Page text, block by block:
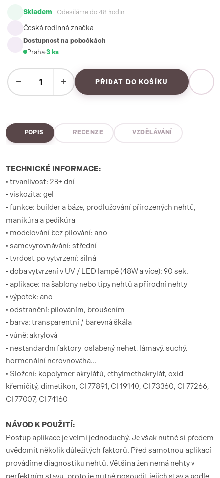
Skladem · Odesíláme do 48 hodin
Česká rodinná značka
Dostupnost na pobočkách
Praha·3 ks
− + PŘIDAT DO KOŠÍKU
POPIS RECENZE VZDĚLÁVÁNÍ
TECHNICKÉ INFORMACE:
• trvanlivost: 28+ dní
• viskozita: gel
• funkce: builder a báze, prodlužování přirozených nehtů,
manikúra a pedikúra
• modelování bez pilování: ano
• samovyrovnávání: střední
• tvrdost po vytvrzení: silná
• doba vytvrzení v UV / LED lampě (48W a více): 90 sek.
• aplikace: na šablony nebo tipy nehtů a přírodní nehty
• výpotek: ano
• odstranění: pilováním, broušením
• barva: transparentní / barevná škála
• vůně: akrylová
• nestandardní faktory: oslabený nehet, lámavý, suchý,
hormonální nerovnováha...
• Složení: kopolymer akrylátů, ethylmethakrylát, oxid
křemičitý, dimetikon, CI 77891, CI 19140, CI 73360, CI 77266,
CI 77007, CI 74160
NÁVOD K POUŽITÍ:
Postup aplikace je velmi jednoduchý. Je však nutné si předem
uvědomit několik důležitých faktorů. Před samotnou aplikací
provádíme diagnostiku nehtů. Většina žen nemá nehty v
perfektním stavu, proto je nutné posoudit jejich stav a podle